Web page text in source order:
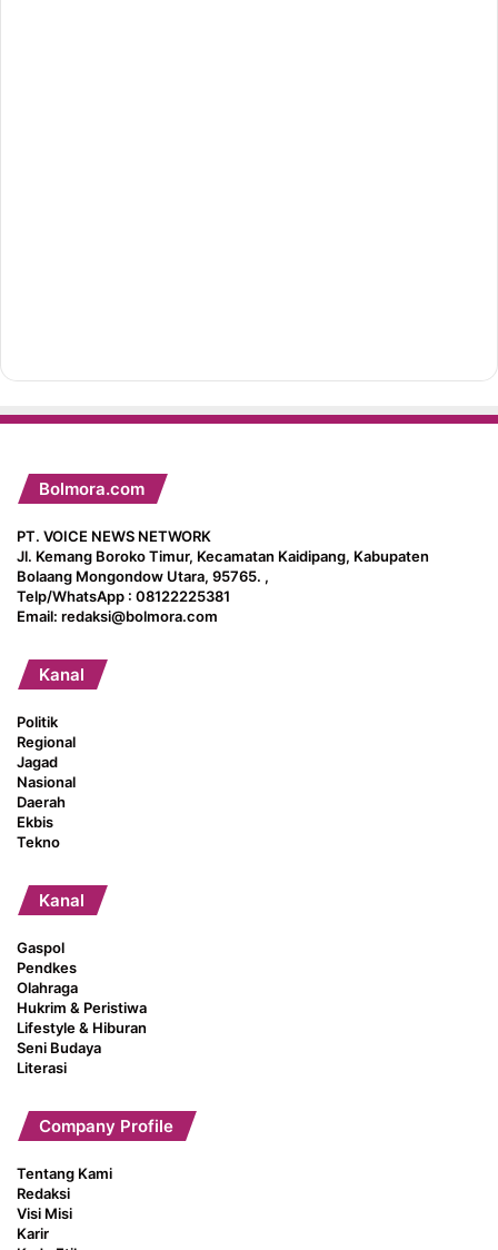
Bolmora.com
PT. VOICE NEWS NETWORK
Jl. Kemang Boroko Timur, Kecamatan Kaidipang, Kabupaten
Bolaang Mongondow Utara, 95765. ,
Telp/WhatsApp : 08122225381
Email: redaksi@bolmora.com
Kanal
Politik
Regional
Jagad
Nasional
Daerah
Ekbis
Tekno
Kanal
Gaspol
Pendkes
Olahraga
Hukrim & Peristiwa
Lifestyle & Hiburan
Seni Budaya
Literasi
Company Profile
Tentang Kami
Redaksi
Visi Misi
Karir